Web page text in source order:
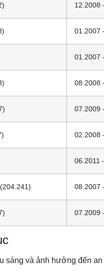
12.2008
01.2007
01.2007
08.2008
07.2009
02.2008
06.2011
08.2007
07.2009
và ảnh hưởng đến